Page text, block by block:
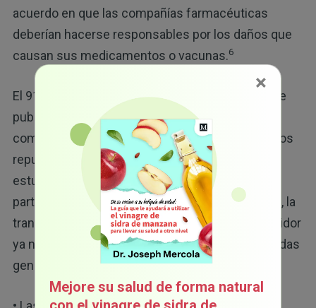
acuerdo en que las compañías farmacéuticas
deberían hacerse responsables por los daños que
causan sus medicamentos o vacunas.6
El 91 % apoya que se obligue a los hospitales que
publiquen los precios de los procedimientos
comunes. El apoyo no fue partidista: el 92 % de los
republicanos y el 91 % de los demócratas
estuvieron de acuerdo. Este consenso entre
partidos demuestra que la seguridad alimentaria, la
transparencia médica y la protección al consumidor
ya no son preocupaciones aisladas, sino demandas
generalizadas.
×
Mejore su salud de forma natural